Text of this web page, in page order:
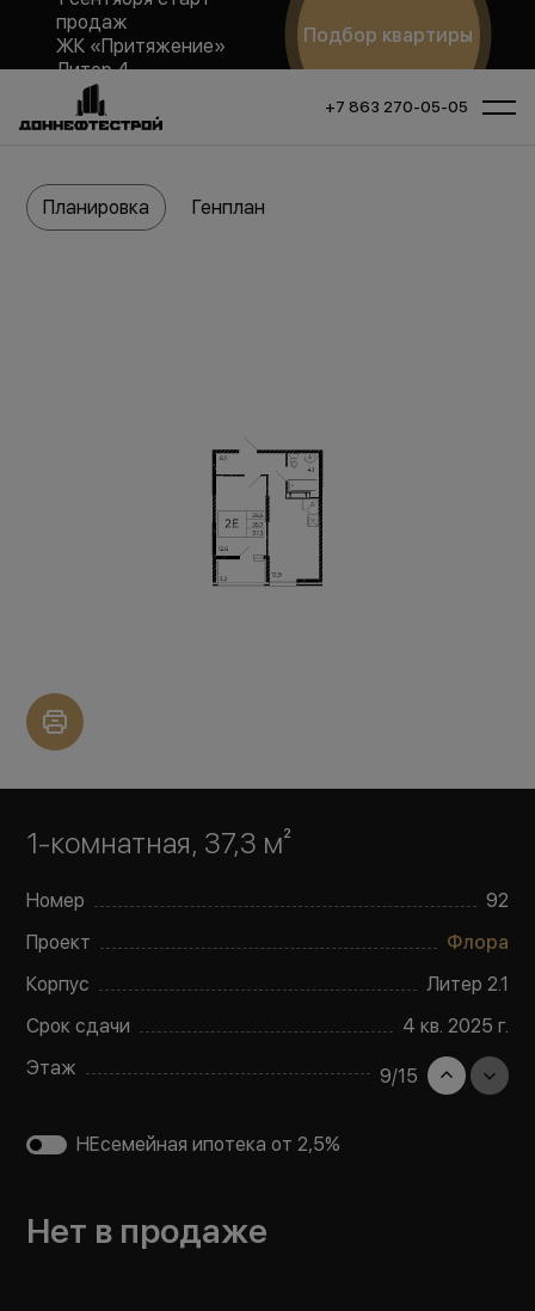
продаж
ЖК «Притяжение»
Литер 4
Подбор квартиры
+7 863 270-05-05
1-комнатная, 37,3 м²
Номер
92
Проект
Флора
Корпус
Литер 2.1
Срок сдачи
4 кв. 2025 г.
Этаж
9/15
НЕсемейная ипотека от 2,5%
Нет в продаже
Планировка Генплан